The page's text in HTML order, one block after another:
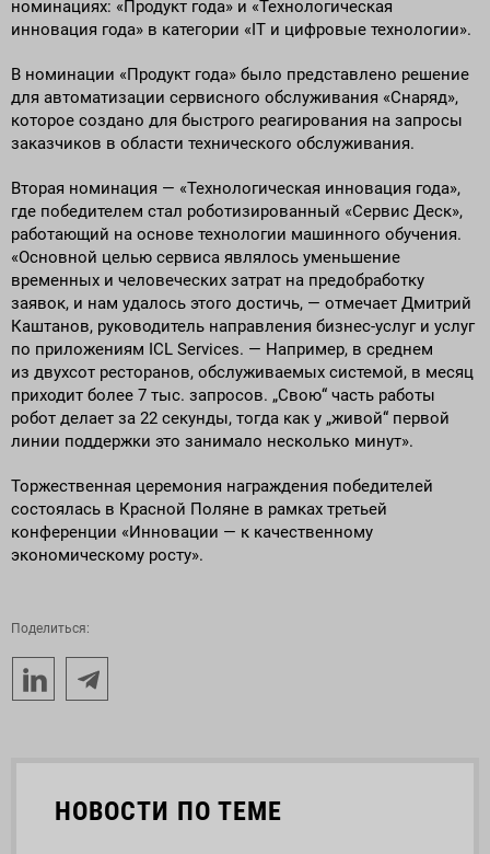
номинациях: «Продукт года» и «Технологическая
инновация года» в категории «IT и цифровые технологии».
В номинации «Продукт года» было представлено решение
для автоматизации сервисного обслуживания «Снаряд»,
которое создано для быстрого реагирования на запросы
заказчиков в области технического обслуживания.
Вторая номинация — «Технологическая инновация года»,
где победителем стал роботизированный «Сервис Деск»,
работающий на основе технологии машинного обучения.
«Основной целью сервиса являлось уменьшение
временных и человеческих затрат на предобработку
заявок, и нам удалось этого достичь, — отмечает Дмитрий
Каштанов, руководитель направления бизнес-услуг и услуг
по приложениям ICL Services. — Например, в среднем
из двухсот ресторанов, обслуживаемых системой, в месяц
приходит более 7 тыс. запросов. „Свою“ часть работы
робот делает за 22 секунды, тогда как у „живой“ первой
линии поддержки это занимало несколько минут».
Торжественная церемония награждения победителей
состоялась в Красной Поляне в рамках третьей
конференции «Инновации — к качественному
экономическому росту».
Поделиться:
НОВОСТИ ПО ТЕМЕ